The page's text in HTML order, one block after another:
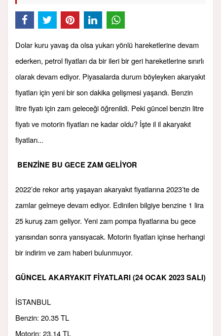
Dolar kuru yavaş da olsa yukarı yönlü hareketlerine devam
ederken, petrol fiyatları da bir ileri bir geri hareketlerine sınırlı
olarak devam ediyor. Piyasalarda durum böyleyken akaryakıt
fiyatları için yeni bir son dakika gelişmesi yaşandı. Benzin
litre fiyatı için zam geleceği öğrenildi. Peki güncel benzin litre
fiyatı ve motorin fiyatları ne kadar oldu? İşte il il akaryakıt
fiyatları...
BENZİNE BU GECE ZAM GELİYOR
2022’de rekor artış yaşayan akaryakıt fiyatlarına 2023’te de
zamlar gelmeye devam ediyor. Edinilen bilgiye benzine 1 lira
25 kuruş zam geliyor. Yeni zam pompa fiyatlarına bu gece
yarısından sonra yansıyacak. Motorin fiyatları içinse herhangi
bir indirim ve zam haberi bulunmuyor.
GÜNCEL AKARYAKIT FİYATLARI (24 OCAK 2023 SALI)
İSTANBUL
Benzin: 20.35 TL
Motorin: 23.14 TL